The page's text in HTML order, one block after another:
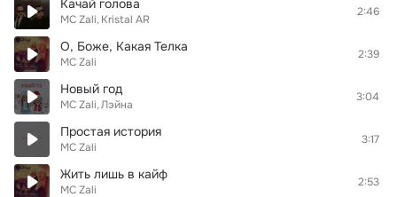
Качай голова
MC Zali Kristal AR
2:46
О, Боже, Какая Телка
MC Zali
2:39
Новый год
MC Zali Лэйна
3:04
Простая история
MC Zali
3:17
Жить лишь в кайф
MC Zali
2:53